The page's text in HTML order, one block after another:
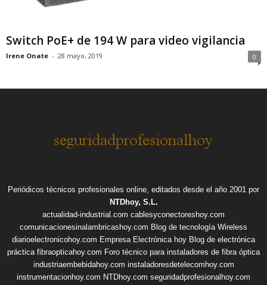
Switch PoE+ de 194 W para video vigilancia
Irene Onate - 28 mayo, 2019 0
Periódicos técnicos profesionales online, editados desde el año 2001 por
NTDhoy, S.L.
actualidad-industrial.com cablesyconectoreshoy.com
comunicacionesinalambricashoy.com Blog de tecnología Wireless
diarioelectronicohoy.com Empresa Electrónica hoy Blog de electrónica
práctica fibraopticahoy.com Foro técnico para instaladores de fibra óptica
industriaembebidahoy.com instaladoresdetelecomhoy.com
instrumentacionhoy.com NTDhoy.com seguridadprofesionalhoy.com